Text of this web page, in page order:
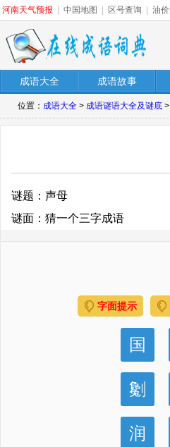
河南天气预报 中国地图 区号查询 油
成语大全 成语故事
位置： 成语大全 > 成语谜语大全及谜底
谜题：声母
谜面：猜一个三字成语
字面提示
国
劖
润